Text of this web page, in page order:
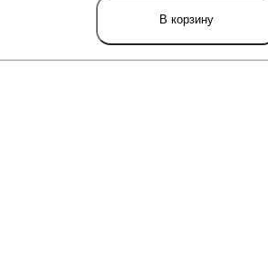
В корзину
Тут появятся товары, которые вы закажете.